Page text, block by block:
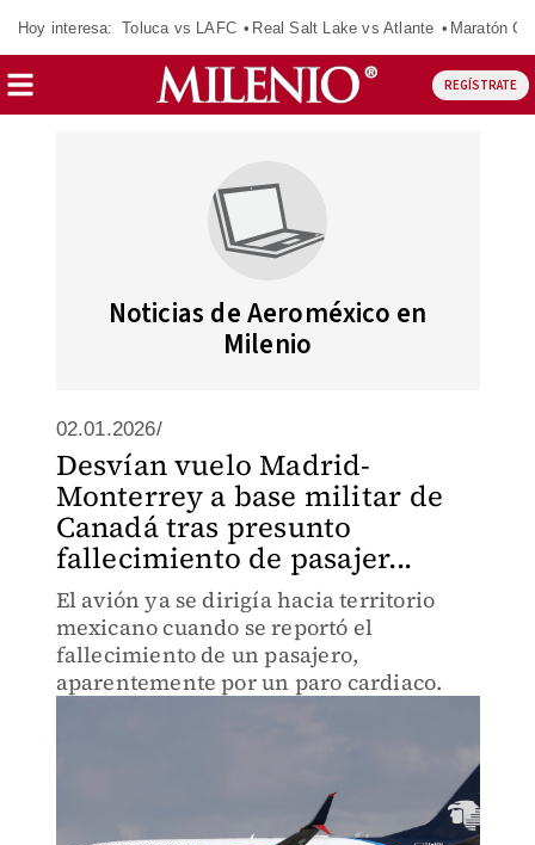
Hoy interesa: Toluca vs LAFC Real Salt Lake vs Atlante Maratón
REGÍSTRATE
Noticias de Aeroméxico en
Milenio
02.01.2026/
Desvían vuelo Madrid-
Monterrey a base militar de
Canadá tras presunto
fallecimiento de pasajer...
El avión ya se dirigía hacia territorio
mexicano cuando se reportó el
fallecimiento de un pasajero,
aparentemente por un paro cardiaco.